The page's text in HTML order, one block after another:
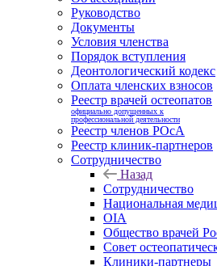
Руководство
Документы
Условия членства
Порядок вступления
Деонтологический кодекс
Оплата членских взносов
Реестр врачей остеопатов
официально допущенных к
профессиональной деятельности
Реестр членов РОсА
Реестр клиник-партнеров
Сотрудничество
Назад
Сотрудничество
Национальная
OIA
Общество врачей
Совет
Клиники-партнеры